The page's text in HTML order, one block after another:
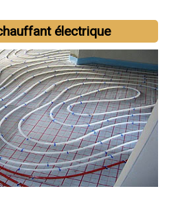
électrique